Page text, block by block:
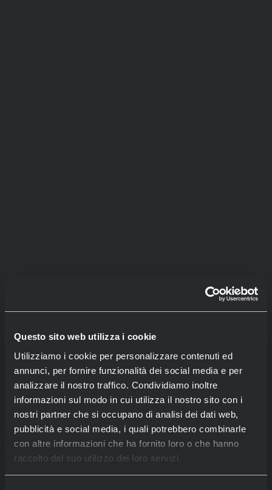
Questo sito web utilizza i cookie
Utilizziamo i cookie per personalizzare contenuti ed
annunci, per fornire funzionalità dei social media e per
analizzare il nostro traffico. Condividiamo inoltre
informazioni sul modo in cui utilizza il nostro sito con i
nostri partner che si occupano di analisi dei dati web,
pubblicità e social media, i quali potrebbero combinarle
con altre informazioni che ha fornito loro o che hanno
raccolto dal suo utilizzo dei loro servizi.